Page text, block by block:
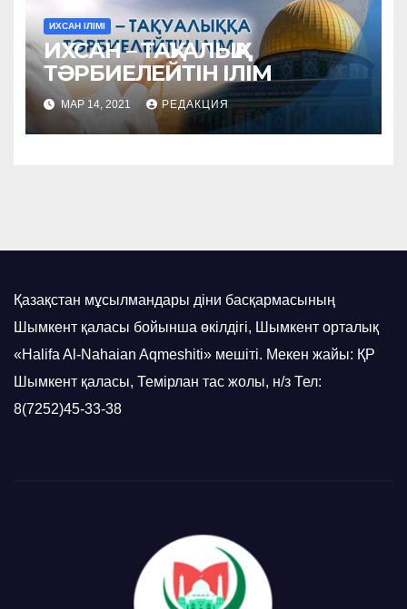
ИХСАН ІЛІМІ
ИХСАН – ТАҚУАЛЫҚҚА
ТӘРБИЕЛЕЙТІН ІЛІМ
МАР 14, 2021 РЕДАКЦИЯ
Қазақстан мұсылмандары діни басқармасының
Шымкент қаласы бойынша өкілдігі, Шымкент орталық
«Halifa Al-Nahaian Aqmeshiti» мешіті. Мекен жайы: ҚР
Шымкент қаласы, Темірлан тас жолы, н/з Тел:
8(7252)45-33-38